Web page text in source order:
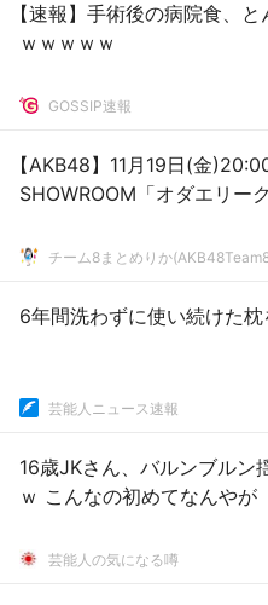
【速報】手術後の病院食、
ｗｗｗｗｗ
GOSSIP速報
【AKB48】11月19日(金
SHOWROOM「オダエリー
チーム8まとめりか
6年間洗わずに使い続けた枕
芸能人ニュース速報
16歳JKさん、バルンブルン
ｗ こんなの初めてなんやが
芸能人の気になる噂